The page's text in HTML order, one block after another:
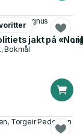
i
Magnus
jakt på
Bokmål
Torgeir Pedersen